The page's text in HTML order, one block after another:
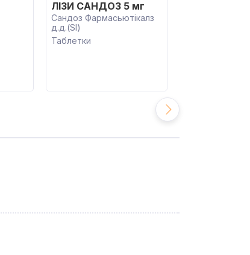
ЛІЗИ САНДОЗ 5 мг
Сандоз Фармасьютікалз
д.д.(SI)
Таблетки